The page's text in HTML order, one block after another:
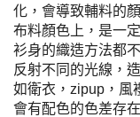
化，會導致輔料的
布料顏色上，是一
衫身的織造方法都
反射不同的光線，
如衛衣，zipup，風
會有配色的色差存在